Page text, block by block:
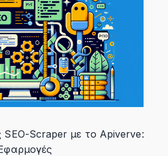
SEO-Scraper με το Apiverve: